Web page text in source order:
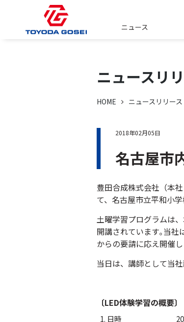
ニュース
ニュースリ
HOME ニュースリリー
2018年02月05日
名古屋市
豊田合成株式会社（本
て、名古屋市立平和小
土曜学習プログラムは
開講されています｡当社
からの要請に応え開催し
当日は、講師として当
〔LED体験学習の概要〕
1. 日時